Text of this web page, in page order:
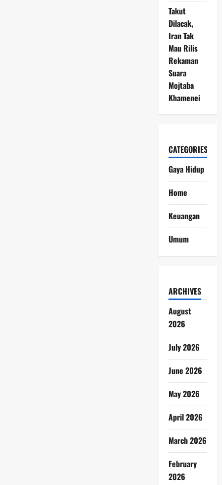
Takut
Dilacak,
Iran Tak
Mau Rilis
Rekaman
Suara
Mojtaba
Khamenei
CATEGORIES
Gaya Hidup
Home
Keuangan
Umum
ARCHIVES
August
2026
July 2026
June 2026
May 2026
April 2026
March 2026
February
2026